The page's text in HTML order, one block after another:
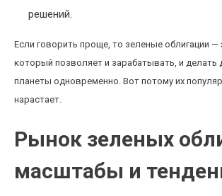
решений.
Если говорить проще, то зеленые облигации —
который позволяет и зарабатывать, и делать
планеты одновременно. Вот потому их
нарастает.
Рынок зеленых
масштабы и